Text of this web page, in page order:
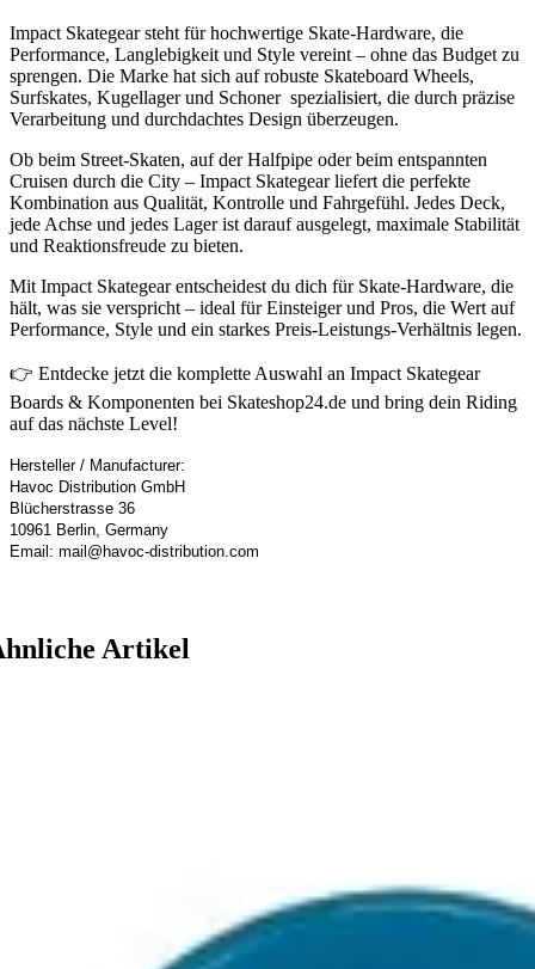
Impact Skategear steht für hochwertige Skate-Hardware, die
Performance, Langlebigkeit und Style vereint – ohne das Budget zu
sprengen. Die Marke hat sich auf robuste Skateboard Wheels,
Surfskates, Kugellager und Schoner spezialisiert, die durch präzise
Verarbeitung und durchdachtes Design überzeugen.
Ob beim Street-Skaten, auf der Halfpipe oder beim entspannten
Cruisen durch die City – Impact Skategear liefert die perfekte
Kombination aus Qualität, Kontrolle und Fahrgefühl. Jedes Deck,
jede Achse und jedes Lager ist darauf ausgelegt, maximale Stabilität
und Reaktionsfreude zu bieten.
Mit Impact Skategear entscheidest du dich für Skate-Hardware, die
hält, was sie verspricht – ideal für Einsteiger und Pros, die Wert auf
Performance, Style und ein starkes Preis-Leistungs-Verhältnis legen.
👉 Entdecke jetzt die komplette Auswahl an Impact Skategear
Boards & Komponenten bei Skateshop24.de und bring dein Riding
auf das nächste Level!
Hersteller / Manufacturer:
Havoc Distribution GmbH
Blücherstrasse 36
10961 Berlin, Germany
Email: mail@havoc-distribution.com
Artikel